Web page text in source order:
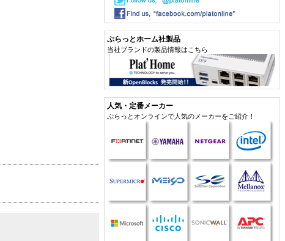
ぷらっとホーム社製品
当社ブランドの製品情報はこちら
人気・定番メーカー
ぷらっとオンラインで人気のメーカーをご紹介！